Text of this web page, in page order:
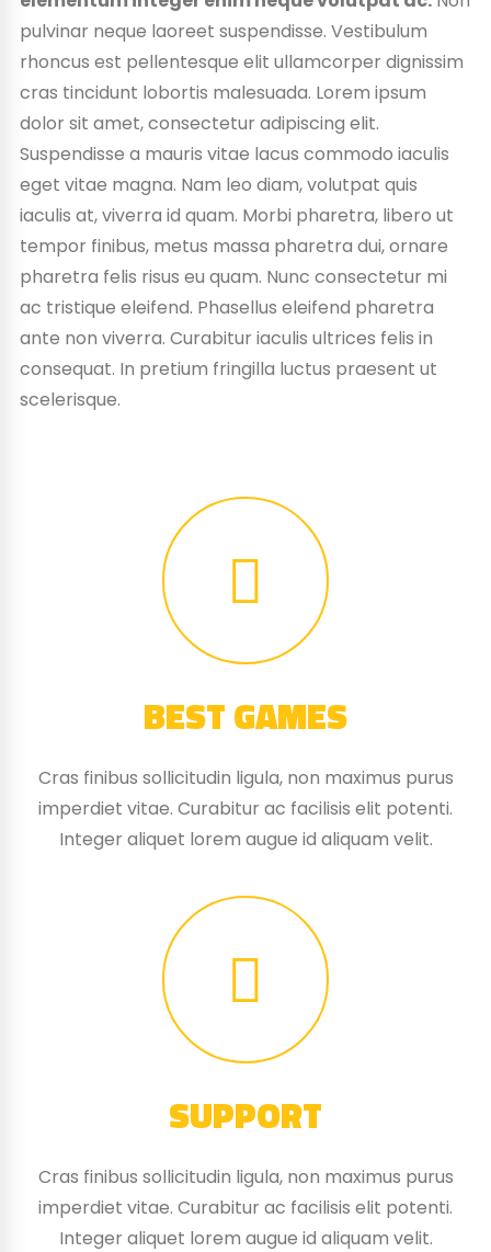
pulvinar neque laoreet suspendisse. Vestibulum
rhoncus est pellentesque elit ullamcorper dignissim
cras tincidunt lobortis malesuada. Lorem ipsum
dolor sit amet, consectetur adipiscing elit.
Suspendisse a mauris vitae lacus commodo iaculis
eget vitae magna. Nam leo diam, volutpat quis
iaculis at, viverra id quam. Morbi pharetra, libero ut
tempor finibus, metus massa pharetra dui, ornare
pharetra felis risus eu quam. Nunc consectetur mi
ac tristique eleifend. Phasellus eleifend pharetra
ante non viverra. Curabitur iaculis ultrices felis in
consequat. In pretium fringilla luctus praesent ut
scelerisque.
BEST GAMES
Cras finibus sollicitudin ligula, non maximus purus
imperdiet vitae. Curabitur ac facilisis elit potenti.
Integer aliquet lorem augue id aliquam velit.
SUPPORT
Cras finibus sollicitudin ligula, non maximus purus
imperdiet vitae. Curabitur ac facilisis elit potenti.
Integer aliquet lorem augue id aliquam velit.